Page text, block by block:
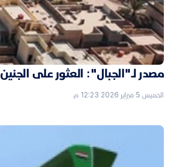
مصدر لـ"الجبال": العثور على
الخميس 5 فبراير 2026 12:23 م